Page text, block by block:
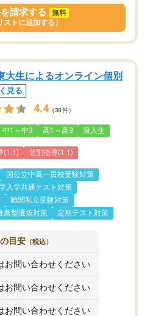
請求する
無料
ストに追加する）
大生によるオンライン個別
見る
4.4 （38件）
中1～中3 高1～高3 浪人生
(1:1) 個別指導(1:1)
国公立中高一貫校受験対策
入学共通テスト対策
難関私立受験対策
薦型選抜対策
定期テスト対策
目安 （税込）
お問い合わせください
お問い合わせください
お問い合わせください